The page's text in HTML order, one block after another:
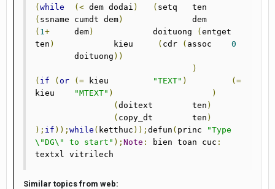
( while (< dem dodai ) (
( ssname cumdt dem)
( 1+ dem)
		doituong
( entget
ten ) ( cdr (
0
	doituong
))
)
( if ( or (= "TEXT" )
(=
"MTEXT" )
)
(
doitext	ten )
(
copy_dt	ten )
); if )); while ( ketthuc )); defun ( princ
"Type
\"DG\" to start" ); Note : bien toan cuc :
textxl vitrilech
Similar topics from web: